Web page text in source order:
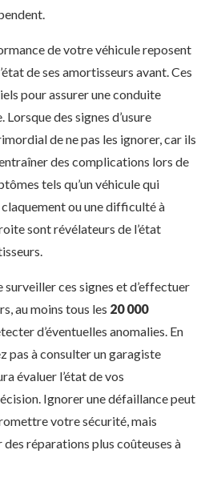
de votre véhicule reposent
de ses amortisseurs avant. Ces
pour assurer une conduite
des signes d’usure
de ne pas les ignorer, car ils
des complications lors de
tels qu’un véhicule qui
ou une difficulté à
sont révélateurs de l’état
surveiller ces signes et d’effectuer
au moins tous les 20 000
d’éventuelles anomalies. En
pas à consulter un garagiste
évaluer l’état de vos
Ignorer une défaillance peut
votre sécurité, mais
réparations plus coûteuses à